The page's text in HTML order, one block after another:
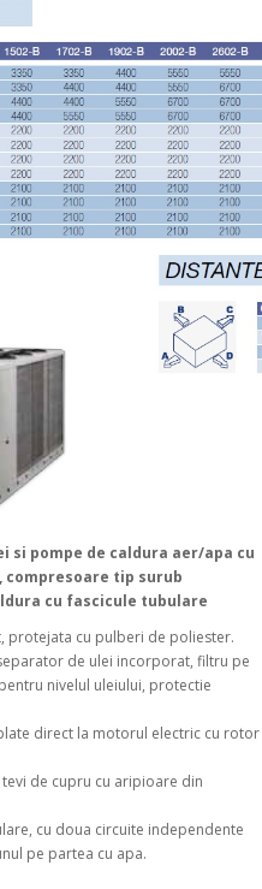
si pompe de caldura aer/apa cu
tip surub
cu fascicule tubulare
protejata cu pulberi de poliester.
de ulei incorporat, filtru pe
nivelul uleiului, protectie
direct la motorul electric cu rotor
de cupru cu aripioare din
cu doua circuite independente
pe partea cu apa.